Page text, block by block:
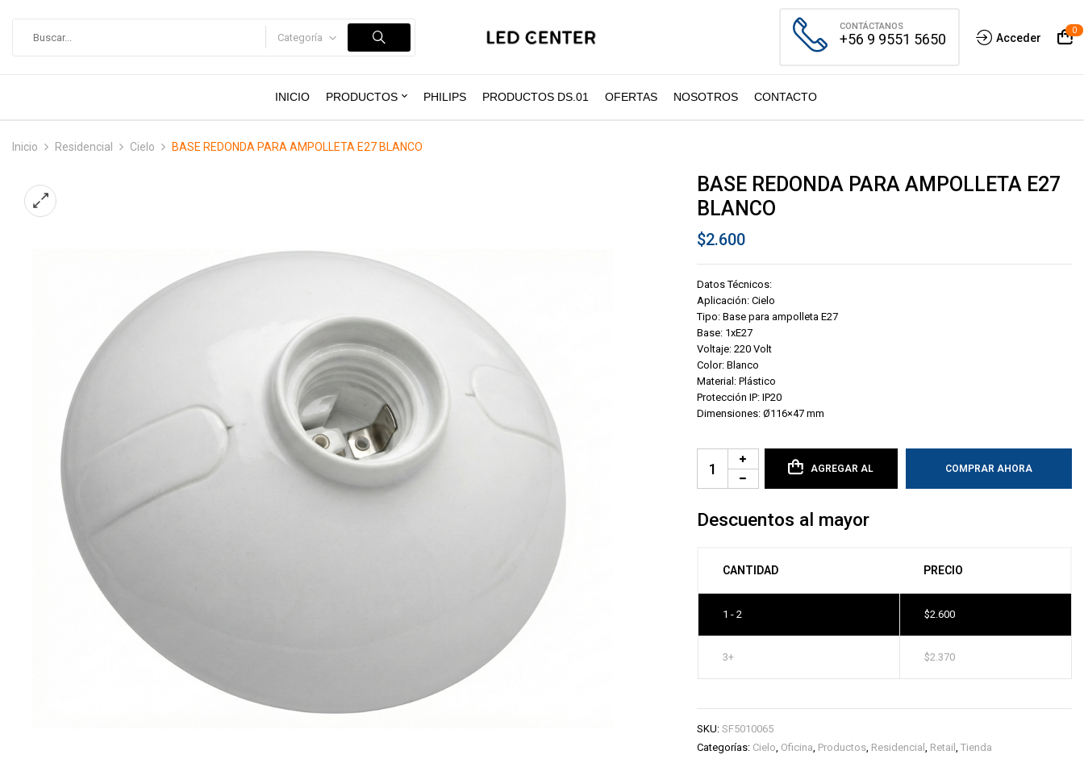
Categoría
CONTÁCTANOS
+56 9 9551 5650 Acceder
0
INICIO PRODUCTOS PHILIPS PRODUCTOS DS.01 OFERTAS NOSOTROS CONTACTO
Inicio Residencial Cielo BASE REDONDA PARA AMPOLLETA E27 BLANCO
BASE REDONDA PARA AMPOLLETA E27
BLANCO
$2.600
Datos Técnicos:
Aplicación: Cielo
Tipo: Base para ampolleta E27
Base: 1xE27
Voltaje: 220 Volt
Color: Blanco
Material: Plástico
Protección IP: IP20
Dimensiones: Ø116×47 mm
AGREGAR AL COMPRAR AHORA
Descuentos al mayor
CANTIDAD PRECIO
1 - 2 $2.600
3+ $2.370
SKU: SF5010065
Categorías: Cielo, Oficina, Productos, Residencial , Retail , Tienda